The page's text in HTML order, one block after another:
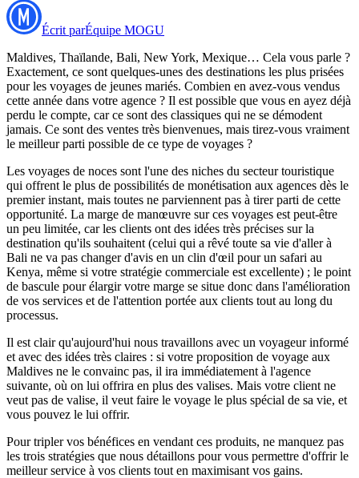
Écrit parÉquipe MOGU
Maldives, Thaïlande, Bali, New York, Mexique… Cela vous parle ?
Exactement, ce sont quelques-unes des destinations les plus prisées
pour les voyages de jeunes mariés. Combien en avez-vous vendus
cette année dans votre agence ? Il est possible que vous en ayez déjà
perdu le compte, car ce sont des classiques qui ne se démodent
jamais. Ce sont des ventes très bienvenues, mais tirez-vous vraiment
le meilleur parti possible de ce type de voyages ?
Les voyages de noces sont l'une des niches du secteur touristique
qui offrent le plus de possibilités de monétisation aux agences dès le
premier instant, mais toutes ne parviennent pas à tirer parti de cette
opportunité. La marge de manœuvre sur ces voyages est peut-être
un peu limitée, car les clients ont des idées très précises sur la
destination qu'ils souhaitent (celui qui a rêvé toute sa vie d'aller à
Bali ne va pas changer d'avis en un clin d'œil pour un safari au
Kenya, même si votre stratégie commerciale est excellente) ; le point
de bascule pour élargir votre marge se situe donc dans l'amélioration
de vos services et de l'attention portée aux clients tout au long du
processus.
Il est clair qu'aujourd'hui nous travaillons avec un voyageur informé
et avec des idées très claires : si votre proposition de voyage aux
Maldives ne le convainc pas, il ira immédiatement à l'agence
suivante, où on lui offrira en plus des valises. Mais votre client ne
veut pas de valise, il veut faire le voyage le plus spécial de sa vie, et
vous pouvez le lui offrir.
Pour tripler vos bénéfices en vendant ces produits, ne manquez pas
les trois stratégies que nous détaillons pour vous permettre d'offrir le
meilleur service à vos clients tout en maximisant vos gains.